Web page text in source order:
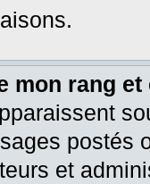
mon rang
postés
et